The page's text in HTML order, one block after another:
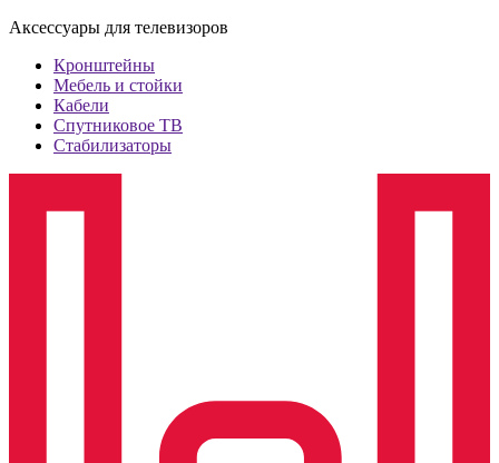
Аксессуары для телевизоров
Кронштейны
Мебель и стойки
Кабели
Спутниковое ТВ
Стабилизаторы